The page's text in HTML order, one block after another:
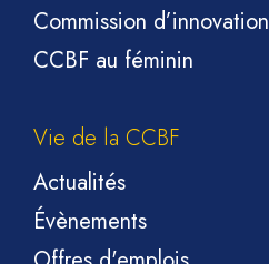
Commission d’innovation
CCBF au féminin
Vie de la CCBF
Actualités
Évènements